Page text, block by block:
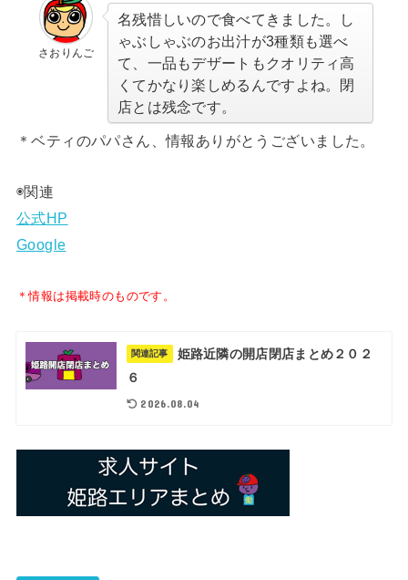
さおりんご
名残惜しいので食べてきました。し
ゃぶしゃぶのお出汁が3種類も選べ
て、一品もデザートもクオリティ高
くてかなり楽しめるんですよね。閉
店とは残念です。
＊ベティのパパさん、情報ありがとうございました。
◉関連
公式HP
Google
＊情報は掲載時のものです。
関連記事
姫路近隣の開店閉店まとめ２０２
６
2026.08.04